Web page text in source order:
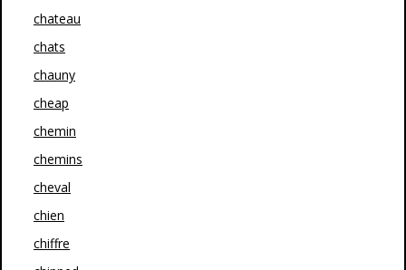
chateau
chats
chauny
cheap
chemin
chemins
cheval
chien
chiffre